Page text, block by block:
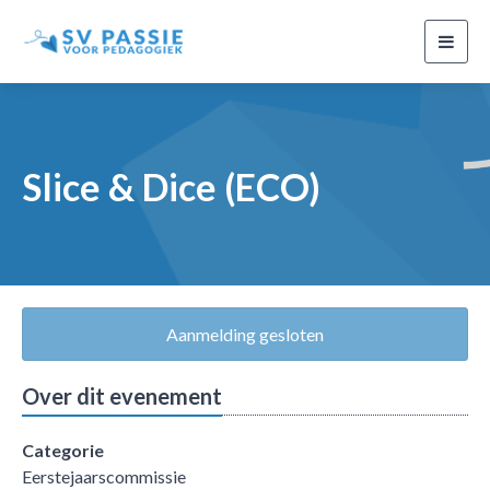
Slice & Dice (ECO)
Aanmelding gesloten
Over dit evenement
Categorie
Eerstejaarscommissie